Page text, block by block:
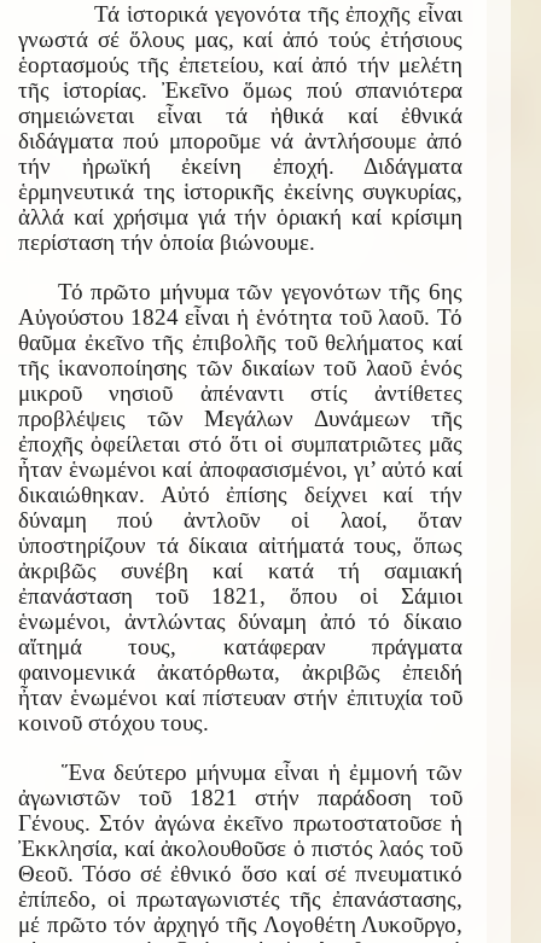
Τά ἱστορικά γεγονότα τῆς ἐποχῆς εἶναι
γνωστά σέ ὅλους μας, καί ἀπό τούς ἐτήσιους
ἑορτασμούς τῆς ἐπετείου, καί ἀπό τήν μελέτη
τῆς ἱστορίας. Ἐκεῖνο ὅμως πού σπανιότερα
σημειώνεται εἶναι τά ἠθικά καί ἐθνικά
διδάγματα πού μποροῦμε νά ἀντλήσουμε ἀπό
τήν ἠρωϊκή ἐκείνη ἐποχή. Διδάγματα
ἑρμηνευτικά της ἱστορικῆς ἐκείνης συγκυρίας,
ἀλλά καί χρήσιμα γιά τήν ὁριακή καί κρίσιμη
περίσταση τήν ὁποία βιώνουμε.
Τό πρῶτο μήνυμα τῶν γεγονότων τῆς 6ης
Αὐγούστου 1824 εἶναι ἡ ἑνότητα τοῦ λαοῦ. Τό
θαῦμα ἐκεῖνο τῆς ἐπιβολῆς τοῦ θελήματος καί
τῆς ἱκανοποίησης τῶν δικαίων τοῦ λαοῦ ἑνός
μικροῦ νησιοῦ ἀπέναντι στίς ἀντίθετες
προβλέψεις τῶν Μεγάλων Δυνάμεων τῆς
ἐποχῆς ὀφείλεται στό ὅτι οἱ συμπατριῶτες μᾶς
ἦταν ἑνωμένοι καί ἀποφασισμένοι, γι’ αὐτό καί
δικαιώθηκαν. Αὐτό ἐπίσης δείχνει καί τήν
δύναμη πού ἀντλοῦν οἱ λαοί, ὅταν
ὑποστηρίζουν τά δίκαια αἰτήματά τους, ὅπως
ἀκριβῶς συνέβη καί κατά τή σαμιακή
ἐπανάσταση τοῦ 1821, ὅπου οἱ Σάμιοι
ἑνωμένοι, ἀντλώντας δύναμη ἀπό τό δίκαιο
αἴτημά τους, κατάφεραν πράγματα
φαινομενικά ἀκατόρθωτα, ἀκριβῶς ἐπειδή
ἦταν ἑνωμένοι καί πίστευαν στήν ἐπιτυχία τοῦ
κοινοῦ στόχου τους.
Ἕνα δεύτερο μήνυμα εἶναι ἡ ἐμμονή τῶν
ἀγωνιστῶν τοῦ 1821 στήν παράδοση τοῦ
Γένους. Στόν ἀγώνα ἐκεῖνο πρωτοστατοῦσε ἡ
Ἐκκλησία, καί ἀκολουθοῦσε ὁ πιστός λαός τοῦ
Θεοῦ. Τόσο σέ ἐθνικό ὅσο καί σέ πνευματικό
ἐπίπεδο, οἱ πρωταγωνιστές τῆς ἐπανάστασης,
μέ πρῶτο τόν ἀρχηγό τῆς Λογοθέτη Λυκοῦργο,